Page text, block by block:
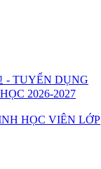
- TUYỂN DỤNG
2026-2027
HỌC VIÊN LỚP